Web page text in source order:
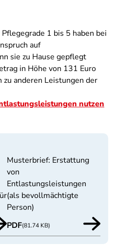
1 bis 5 haben bei
auf
sie zu Hause gepflegt
in Höhe von 131 Euro
anderen Leistungen der
nutzen
Musterbrief: Erstattung
von
Entlastungsleistungen
(als bevollmächtigte
Person)
PDF(81.74 KB)